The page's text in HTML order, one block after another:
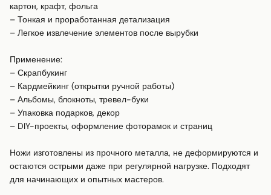
картон, крафт, фольга
– Тонкая и проработанная детализация
– Легкое извлечение элементов после вырубки
Применение:
– Скрапбукинг
– Кардмейкинг (открытки ручной работы)
– Альбомы, блокноты, тревел-буки
– Упаковка подарков, декор
– DIY-проекты, оформление фоторамок и страниц
Ножи изготовлены из прочного металла, не деформируются и
остаются острыми даже при регулярной нагрузке. Подходят
для начинающих и опытных мастеров.